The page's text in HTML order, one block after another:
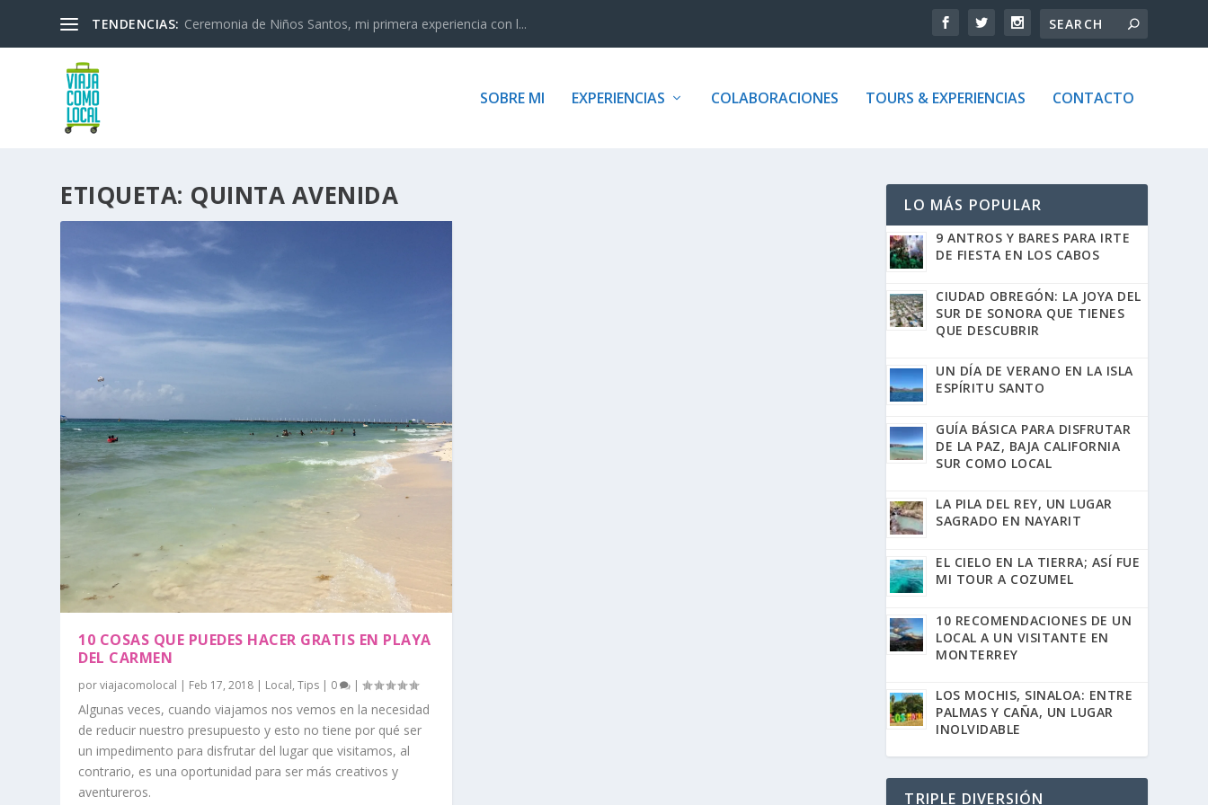
TENDENCIAS: Ceremonia de Niños Santos, mi primera experiencia con l...
SOBRE MI EXPERIENCIAS COLABORACIONES TOURS & EXPERIENCIAS CONTACTO
ETIQUETA: QUINTA AVENIDA
10 COSAS QUE PUEDES HACER GRATIS EN PLAYA
DEL CARMEN
porviajacomolocal | Feb 17, 2018 | Local,Tips | 0 |
Algunas veces, cuando viajamos nos vemos en la necesidad
de reducir nuestro presupuesto y esto no tiene por qué ser
un impedimento para disfrutar del lugar que visitamos, al
contrario, es una oportunidad para ser más creativos y
aventureros.
LO MÁS POPULAR
9 ANTROS Y BARES PARA IRTE
DE FIESTA EN LOS CABOS
CIUDAD OBREGÓN: LA JOYA DEL
SUR DE SONORA QUE TIENES
QUE DESCUBRIR
UN DÍA DE VERANO EN LA ISLA
ESPÍRITU SANTO
GUÍA BÁSICA PARA DISFRUTAR
DE LA PAZ, BAJA CALIFORNIA
SUR COMO LOCAL
LA PILA DEL REY, UN LUGAR
SAGRADO EN NAYARIT
EL CIELO EN LA TIERRA; ASÍ FUE
MI TOUR A COZUMEL
10 RECOMENDACIONES DE UN
LOCAL A UN VISITANTE EN
MONTERREY
LOS MOCHIS, SINALOA: ENTRE
PALMAS Y CAÑA, UN LUGAR
INOLVIDABLE
TRIPLE DIVERSIÓN